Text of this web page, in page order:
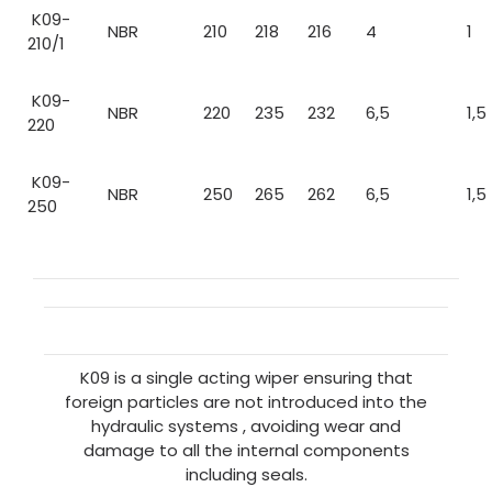
K09-
210/1
NBR 210 218 216 4 1
K09-
220
NBR 220 235 232 6,5 1,5
K09-
250
NBR 250 265 262 6,5 1,5
K09 is a single acting wiper ensuring that
foreign particles are not introduced into the
hydraulic systems , avoiding wear and
damage to all the internal components
including seals.